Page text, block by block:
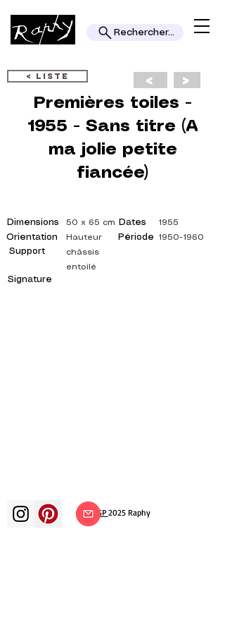
Rechercher...
< LISTE < >
Premières toiles -
1955 - Sans titre (A
ma jolie petite
fiancée)
Dimensions
Orientation
Support
Signature
50 x 65 cm
Dates
Période
Hauteur
châssis
entoilé
1955
1950-1960
© ADAGP 2025 Raphy